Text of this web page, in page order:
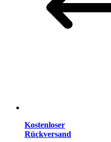
Kostenloser
Rückversand